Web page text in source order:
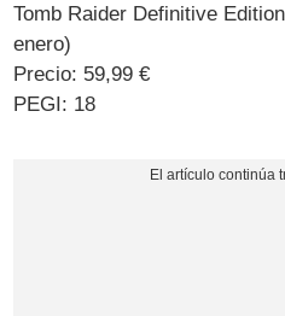
Tomb Raider Definitive
enero)
Precio: 59,99 €
PEGI: 18